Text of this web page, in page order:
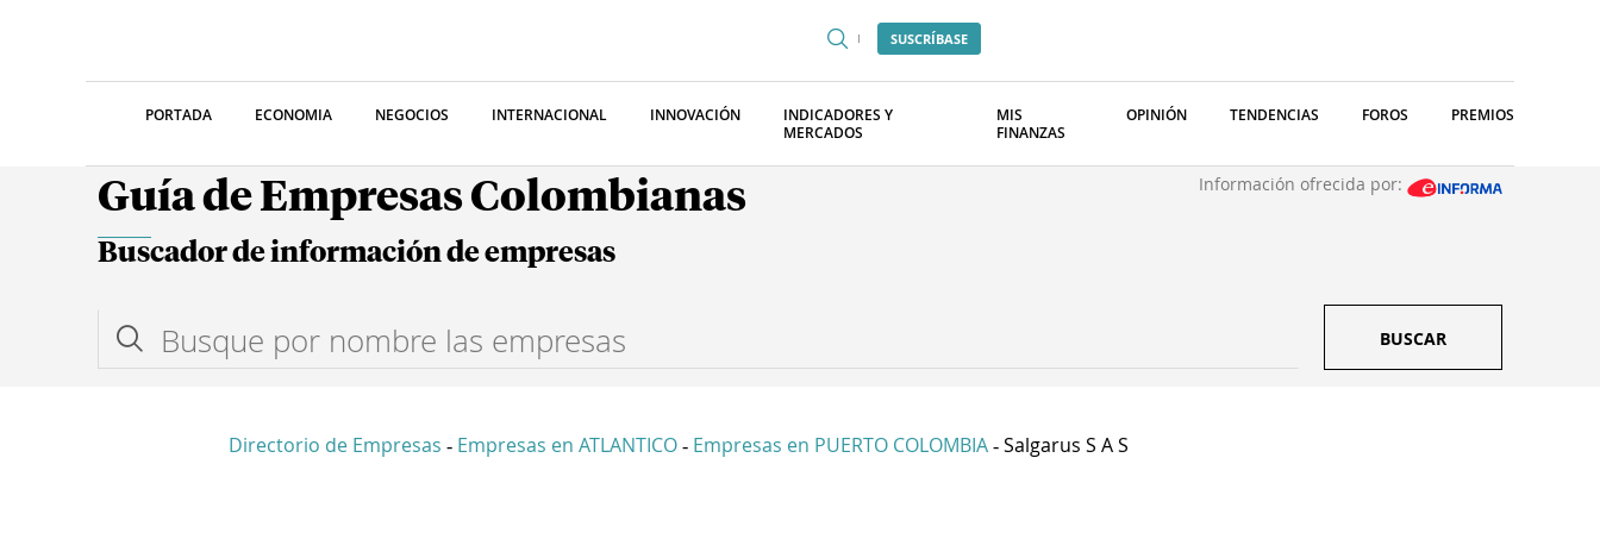
SUSCRÍBASE
PORTADA ECONOMIA NEGOCIOS INTERNACIONAL INNOVACIÓN
INDICADORES Y
MERCADOS
MIS
FINANZAS
OPINIÓN TENDENCIAS FOROS PREMIOS
Guía de Empresas Colombianas Información ofrecida por:
Buscador de información de empresas
BUSCAR
Directorio de Empresas - Empresas en ATLANTICO - Empresas en PUERTO COLOMBIA - Salgarus S A S